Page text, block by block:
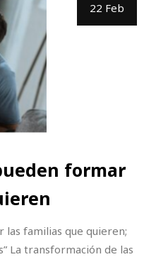
22 Feb
formar
las familias que quieren;
La transformación de las